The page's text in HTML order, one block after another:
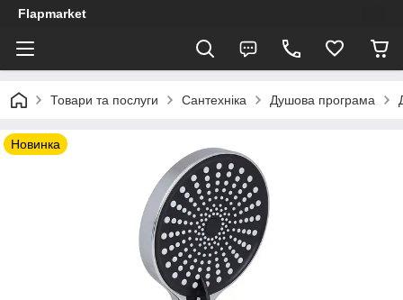
Flapmarket
Товари та послуги Сантехніка Душова програма
Новинка